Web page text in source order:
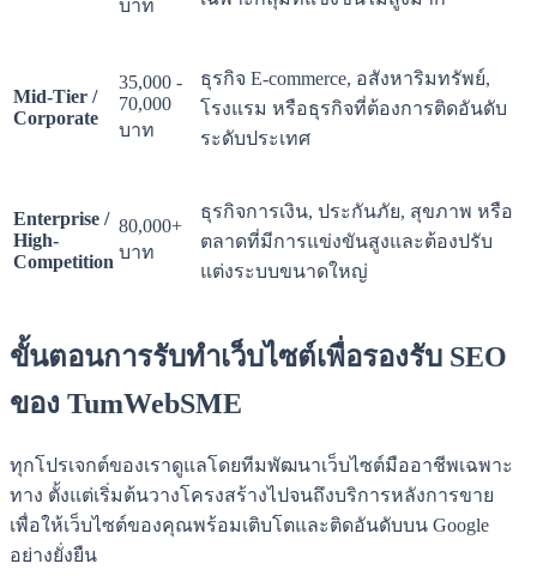
บาท
Mid-Tier /
Corporate
35,000 -
70,000
บาท
ธุรกิจ E-commerce, อสังหาริมทรัพย์,
โรงแรม หรือธุรกิจที่ต้องการติดอันดับ
ระดับประเทศ
Enterprise /
High-
Competition
80,000+
บาท
ธุรกิจการเงิน, ประกันภัย, สุขภาพ หรือ
ตลาดที่มีการแข่งขันสูงและต้องปรับ
แต่งระบบขนาดใหญ่
ขั้นตอนการรับทำเว็บไซต์เพื่อรองรับ SEO
ของ TumWebSME
ทุกโปรเจกต์ของเราดูแลโดยทีมพัฒนาเว็บไซต์มืออาชีพเฉพาะ
ทาง ตั้งแต่เริ่มต้นวางโครงสร้างไปจนถึงบริการหลังการขาย
เพื่อให้เว็บไซต์ของคุณพร้อมเติบโตและติดอันดับบน Google
อย่างยั่งยืน